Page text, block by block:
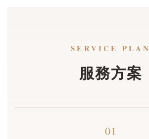
SERVICE PLAN
服務方案
01